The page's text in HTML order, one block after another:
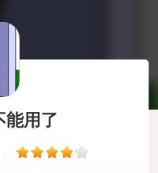
能用了